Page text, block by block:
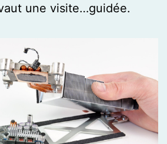
une visite…guidée.